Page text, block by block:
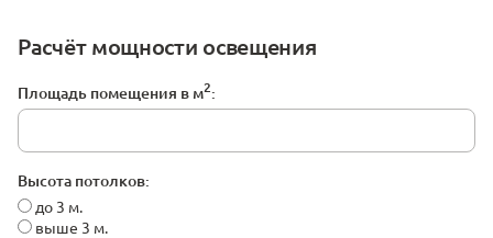
Расчёт мощности освещения
Площадь помещения в м2:
Высота потолков:
до 3 м.
выше 3 м.